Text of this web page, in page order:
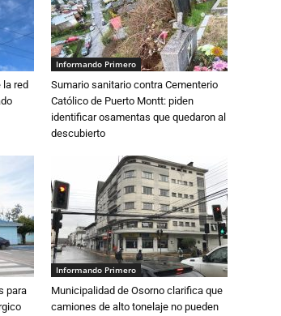
red
Informando Primero
Sumario sanitario contra Cementerio
Católico de Puerto Montt: piden
identificar osamentas que quedaron al
descubierto
para
Informando Primero
Municipalidad de Osorno clarifica que
camiones de alto tonelaje no pueden